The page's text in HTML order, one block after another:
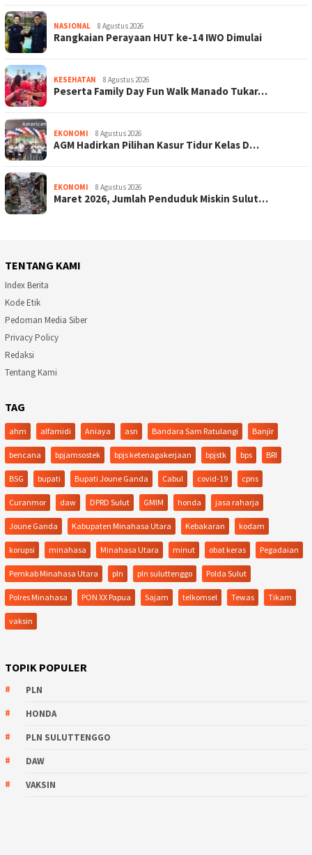
NASIONAL 8 Agustus 2026
Rangkaian Perayaan HUT ke-14 IWO Dimulai
KESEHATAN 8 Agustus 2026
Peserta Family Day Fun Walk Manado Tukar…
EKONOMI 8 Agustus 2026
AGM Hadirkan Pilihan Kasur Tidur Kelas D…
EKONOMI 8 Agustus 2026
Maret 2026, Jumlah Penduduk Miskin Sulut…
TENTANG KAMI
Index Berita
Kode Etik
Pedoman Media Siber
Privacy Policy
Redaksi
Tentang Kami
TAG
ahm alfamidi Aniaya asn Bandara Sam Ratulangi Banjir
bencana bpjamsostek bpjs ketenagakerjaan bpjstk bps BRI
BSG bupati Bupati Joune Ganda Cabul covid-19 cpns
Curanmor daw DPRD Sulut GMIM honda jasa raharja
Joune Ganda Kabupaten Minahasa Utara Kebakaran kodam
korupsi minahasa Minahasa Utara minut obat keras Pegadaian
Pemkab Minahasa Utara pln pln suluttenggo Polda Sulut
Polres Minahasa PON XX Papua Sajam telkomsel Tewas Tikam
vaksin
TOPIK POPULER
PLN
HONDA
PLN SULUTTENGGO
DAW
VAKSIN